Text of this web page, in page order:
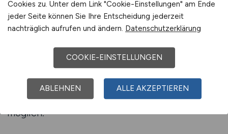
Dialysepflege ist ein wachsender Sektor – mit
vielen Spezialisierungsmöglichkeiten. Ob
nephrologische Zusatzqualifikation, Schulungen
in der Heimdialyse, Anleitung von
Auszubildenden oder Mitwirkung in der
Patientenaufklärung: Viele Arbeitgeber fördern
dich gezielt und langfristig. Auch Entwicklung in
Richtung Teamleitung oder Koordination ist
möglich.
Cookies zu. Unter dem Link "Cookie-Einstellungen" am Ende
jeder Seite können Sie Ihre Entscheidung jederzeit
nachträglich aufrufen und ändern. Datenschutzerklärung
COOKIE-EINSTELLUNGEN
ABLEHNEN ALLE AKZEPTIEREN